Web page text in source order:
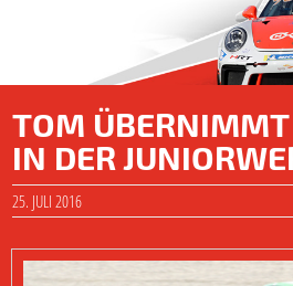
TOM ÜBERNIMMT
IN DER
25. JULI 2016